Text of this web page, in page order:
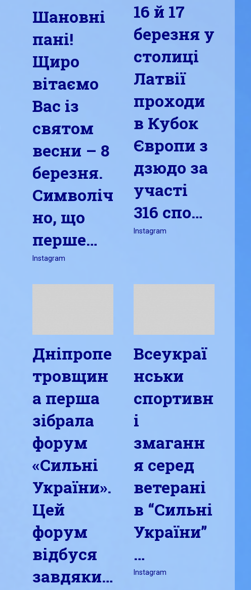
Шановні
пані!
Щиро
вітаємо
Вас із
святом
весни – 8
березня.
Символіч
но, що
перше…
Березень 22, 2024
admin
Instagram
16 й 17
березня у
столиці
Латвії
проходи
в Кубок
Європи з
дзюдо за
участі
316 спо…
Березень 22, 2024
admin
Instagram
Дніпропе
тровщин
а перша
зібрала
форум
«Сильні
України».
Цей
форум
відбуся
завдяки…
Всеукраї
нськи
спортивн
і
змаганн
я серед
ветерані
в “Сильні
України”
…
Лютий 15, 2024
admin
Instagram